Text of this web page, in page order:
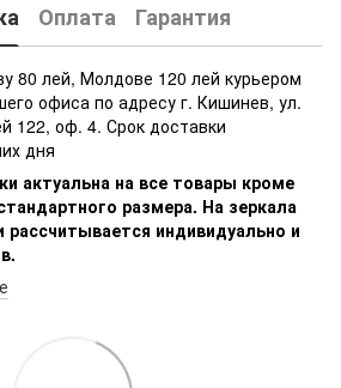
Оплата Гарантия
80 лей, Молдове 120 лей курьером
офиса по адресу г. Кишинев, ул.
122, оф. 4. Срок доставки
дня
актуальна на все товары кроме
размера. На зеркала
индивидуально и